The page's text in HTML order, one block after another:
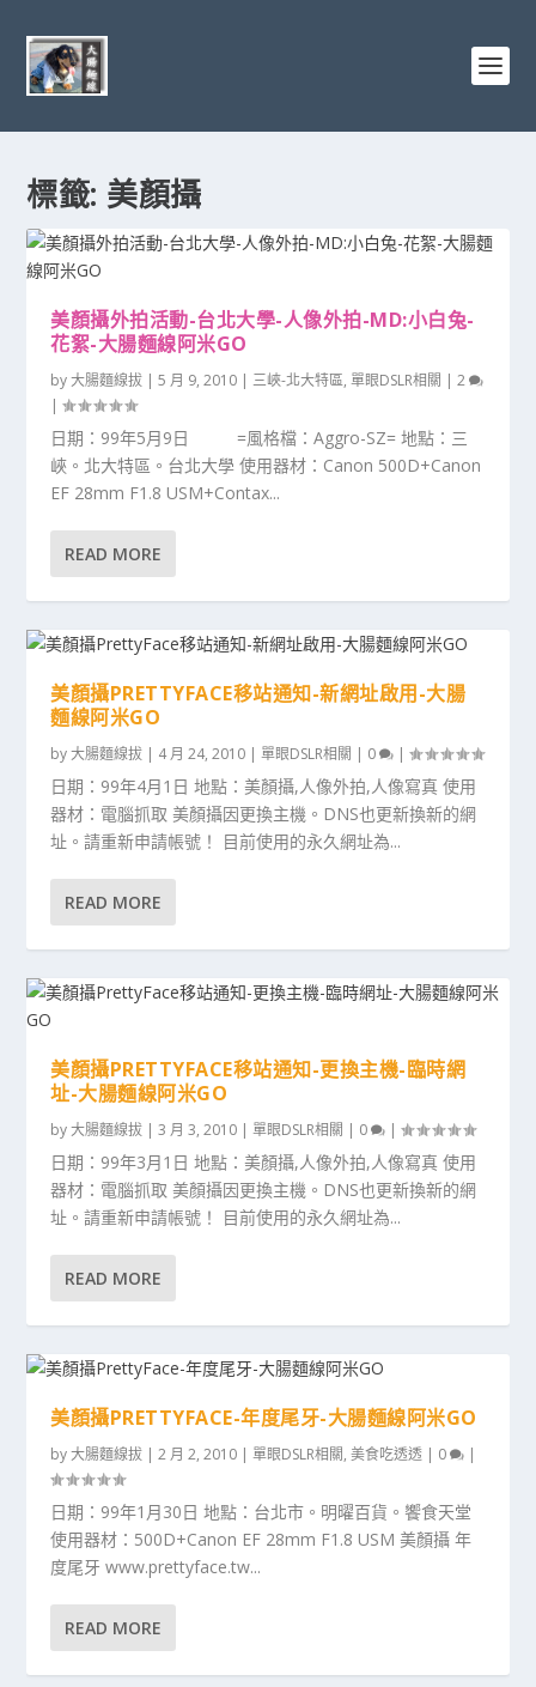
標籤: 美顏攝
美顏攝外拍活動-台北大學-人像外拍-MD:小白兔-
花絮-大腸麵線阿米GO
by大腸麵線拔 |5 月 9, 2010 |三峽-北大特區,單眼DSLR相關 |2
|
日期：99年5月9日 =風格檔：Aggro-SZ= 地點：三
峽。北大特區。台北大學 使用器材：Canon 500D+Canon
EF 28mm F1.8 USM+Contax...
READ MORE
美顏攝PRETTYFACE移站通知-新網址啟用-大腸
麵線阿米GO
by大腸麵線拔 | 4 月 24, 2010 |單眼DSLR相關 | 0 |
日期：99年4月1日 地點：美顏攝,人像外拍,人像寫真 使用
器材：電腦抓取 美顏攝因更換主機。DNS也更新換新的網
址。請重新申請帳號！ 目前使用的永久網址為...
READ MORE
美顏攝PRETTYFACE移站通知-更換主機-臨時網
址-大腸麵線阿米GO
by大腸麵線拔 |3 月 3, 2010 |單眼DSLR相關 | 0 |
日期：99年3月1日 地點：美顏攝,人像外拍,人像寫真 使用
器材：電腦抓取 美顏攝因更換主機。DNS也更新換新的網
址。請重新申請帳號！ 目前使用的永久網址為...
READ MORE
美顏攝PRETTYFACE-年度尾牙-大腸麵線阿米GO
by大腸麵線拔 |2 月 2, 2010 |單眼DSLR相關,美食吃透透 | 0 |
日期：99年1月30日 地點：台北市。明曜百貨。饗食天堂
使用器材：500D+Canon EF 28mm F1.8 USM 美顏攝 年
度尾牙 www.prettyface.tw...
READ MORE